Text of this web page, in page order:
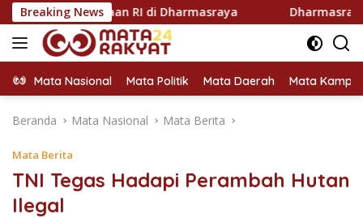
Langsung
ke
konten
Breaking News
RI di Dharmasraya Dharmasraya Utus Hj. Egi
Mata Nasional Mata Politik Mata Daerah Mata
Beranda Mata Nasional Mata Berita
Mata Berita
TNI Tegas Hadapi Perambah Hutan
Ilegal